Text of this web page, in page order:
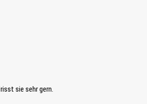
sie sehr gern.